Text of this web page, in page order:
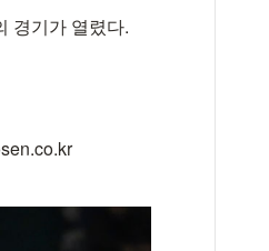
경기가 열렸다.